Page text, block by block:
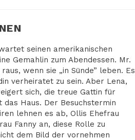
seinen amerikanischen
Gemahlin zum Abendessen. Mr.
wenn sie „in Sünde” leben. Es
verheiratet zu sein. Aber Lena,
sich, die treue Gattin für
Haus. Der Besuchstermin
lehnen es ab, Ollis Ehefrau
Fanny an, diese Rolle zu
dem Bild der vornehmen